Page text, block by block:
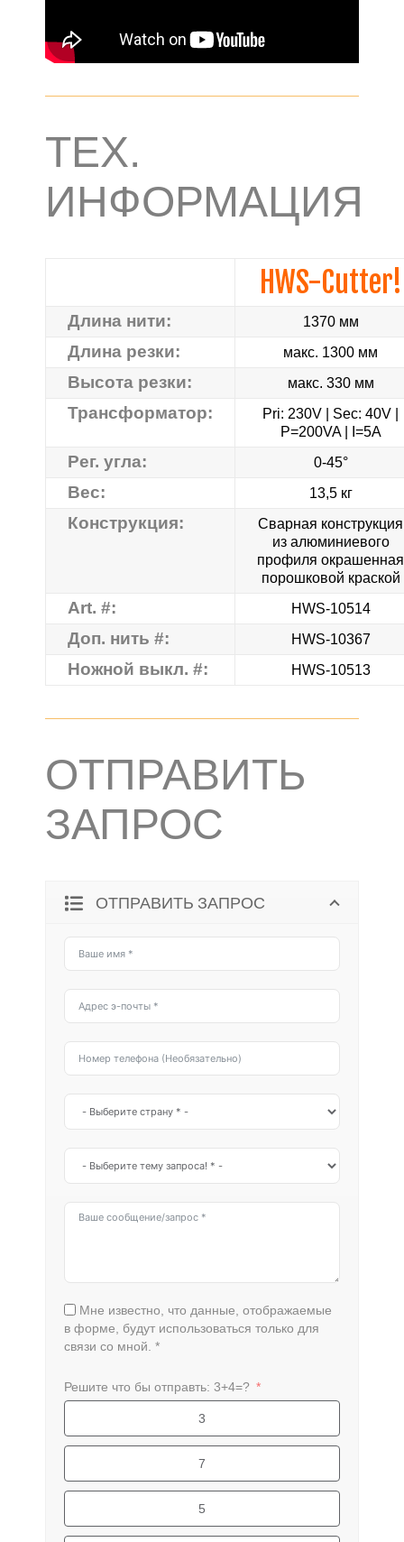
ТЕХ.
ИНФОРМАЦИЯ
HWS-Cutter!
Длина нити: 1370 мм
Длина резки: макс. 1300 мм
Высота резки: макс. 330 мм
Трансформатор:
Pri: 230V | Sec: 40V |
P=200VA | I=5A
Рег. угла: 0-45°
Вес: 13,5 кг
Конструкция:
Сварная конструкция
из алюминиевого
профиля окрашенная
порошковой краской
Art. #: HWS-10514
Доп. нить #: HWS-10367
Ножной выкл. #: HWS-10513
ОТПРАВИТЬ
ЗАПРОС
ОТПРАВИТЬ ЗАПРОС
Мне известно, что данные, отображаемые
в форме, будут использоваться только для
связи со мной. *
Решите что бы отправть: 3+4=?
3
7
5